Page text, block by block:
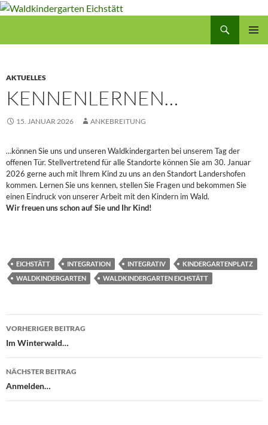
Zum
AKTUELLES
KENNENLERNEN…
15. JANUAR 2026 ANKEBREITUNG
…können Sie uns und unseren Waldkindergarten bei unserem Tag der
offenen Tür. Stellvertretend für alle Standorte können Sie am 30. Januar
2026 gerne auch mit Ihrem Kind zu uns an den Standort Landershofen
kommen. Lernen Sie uns kennen, stellen Sie Fragen und bekommen Sie
einen Eindruck von unserer Arbeit mit den Kindern im Wald.
Wir freuen uns schon auf Sie und Ihr Kind!
EICHSTÄTT INTEGRATION INTEGRATIV
KINDERGARTENPLATZ
WALDKINDERGARTEN
WALDKINDERGARTEN EICHSTÄTT
Beitragsnavigation
VORHERIGER BEITRAG
Im Winterwald…
NÄCHSTER BEITRAG
Anmelden…